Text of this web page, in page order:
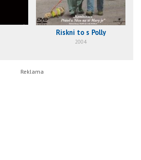
Riskni to s Polly
2004